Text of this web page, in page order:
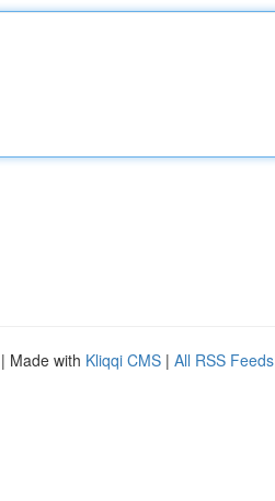
| Made with Kliqqi CMS | All RSS Feeds